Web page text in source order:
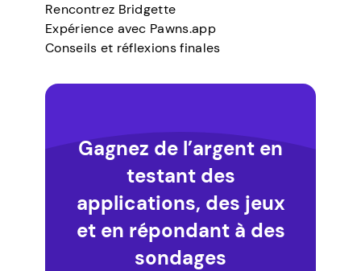
Rencontrez Bridgette
Expérience avec Pawns.app
Conseils et réflexions finales
Gagnez de l’argent en
testant des
applications, des jeux
et en répondant à des
sondages